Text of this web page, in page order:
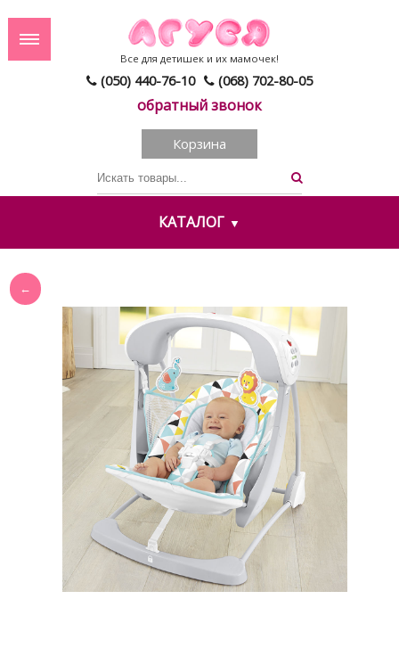
(050) 440-76-10 (068) 702-80-05
обратный звонок
Все для детишек и их мамочек!
Корзина
КАТАЛОГ